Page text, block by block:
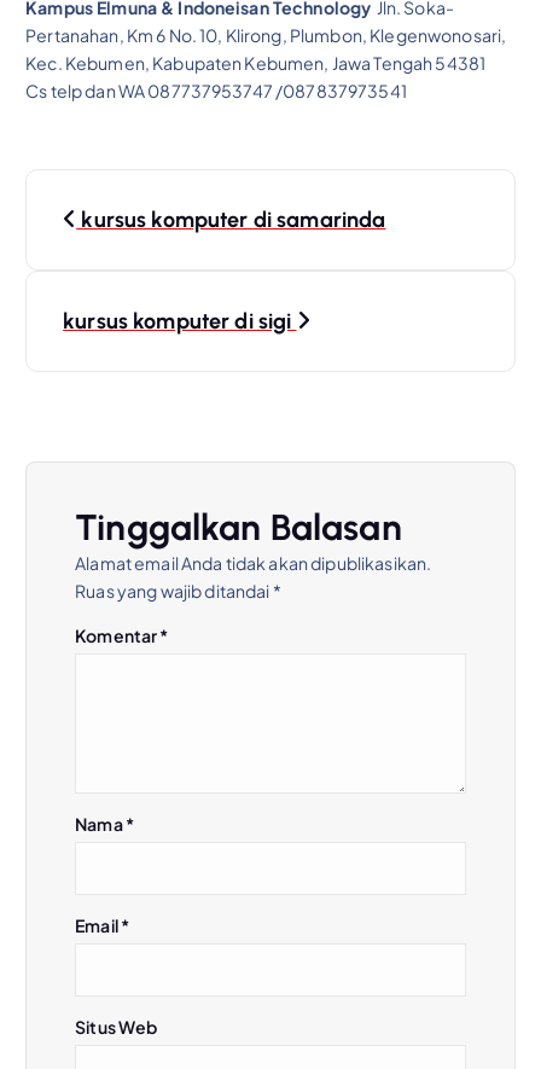
Kampus Elmuna & Indoneisan Technology Jln. Soka-
Pertanahan, Km 6 No. 10, Klirong, Plumbon, Klegenwonosari,
Kec. Kebumen, Kabupaten Kebumen, Jawa Tengah 54381
Cs telp dan WA 087737953747 /087837973541
kursus komputer di samarinda
kursus komputer di sigi
Tinggalkan Balasan
Alamat email Anda tidak akan dipublikasikan.
Ruas yang wajib ditandai *
Komentar*
Nama*
Email*
Situs Web